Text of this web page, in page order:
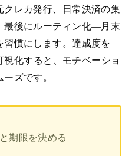
レカ発行、日常決済の集
最後にルーティン化—月末
慣にします。達成度を
化すると、モチベーショ
ズです。
期限を決める